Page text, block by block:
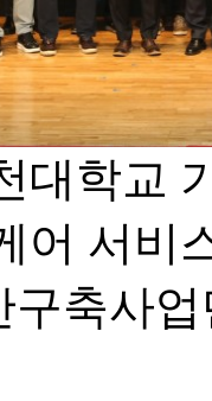
대학교
어 서비
축사